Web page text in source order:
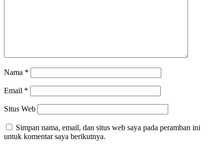
Nama *
Email *
Situs Web
Simpan nama, email, dan situs web saya pada peramban ini
untuk komentar saya berikutnya.